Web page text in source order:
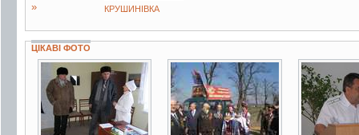
» КРУШИНІВКА
ЦІКАВІ ФОТО
2 фото 12 фото